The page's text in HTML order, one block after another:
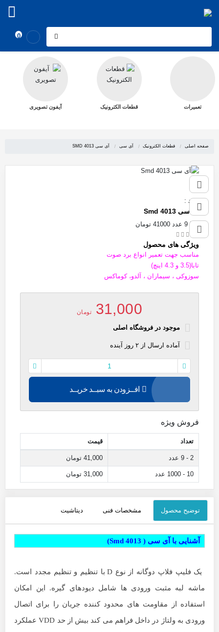
0
تعمیرات قطعات الکترونیک آیفون تصویری
صفحه اصلی قطعات الکترونیک آی سی آی سی SMD 4013
برند :
آی سی Smd 4013
1 تا 9 عدد 41000 تومان
ویژگی های محصول
مناسب جهت تعمیر انواع برد صوت
تابا(3.5 و 4.3 اینچ)
سوزوکی ، سیماران ، آلدو، کوماکس
31,000 تومان
موجود در فروشگاه اصلی
آماده ارسال از۲ روز آینده
افــزودن به سبــد خریــد
فروش ویژه
تعداد قیمت
2 - 9 عدد 41,000 تومان
10 - 1000 عدد 31,000 تومان
توضیح محصول مشخصات فنی دیتاشیت
آشنایی با آی سی ( Smd 4013)
یک فلیپ فلاپ دوگانه از نوع D با تنظیم و تنظیم مجدد است.
ماشه لبه مثبت ورودی ها شامل دیودهای گیره. این امکان
استفاده از مقاومت های محدود کننده جریان را برای اتصال
ورودی به ولتاژ در داخل فراهم می کند بیش از حد VDD عملکرد